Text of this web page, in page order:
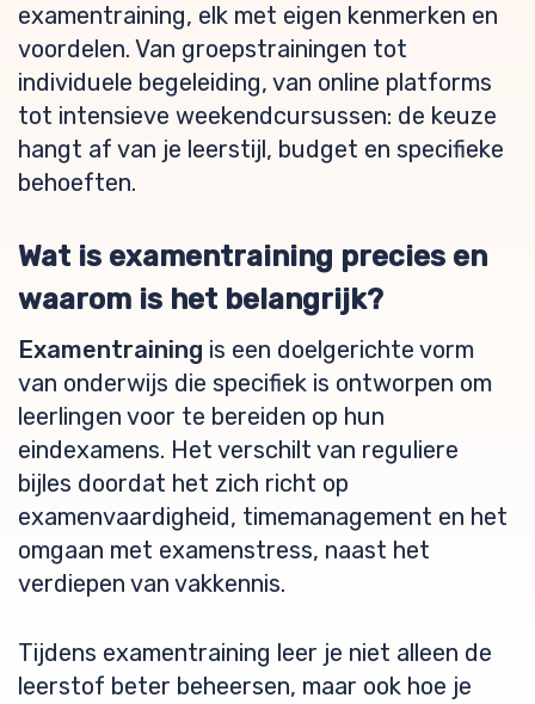
examentraining, elk met eigen kenmerken en
voordelen. Van groepstrainingen tot
individuele begeleiding, van online platforms
tot intensieve weekendcursussen: de keuze
hangt af van je leerstijl, budget en specifieke
behoeften.
Wat is examentraining precies en
waarom is het belangrijk?
Examentraining is een doelgerichte vorm
van onderwijs die specifiek is ontworpen om
leerlingen voor te bereiden op hun
eindexamens. Het verschilt van reguliere
bijles doordat het zich richt op
examenvaardigheid, timemanagement en het
omgaan met examenstress, naast het
verdiepen van vakkennis.
Tijdens examentraining leer je niet alleen de
leerstof beter beheersen, maar ook hoe je